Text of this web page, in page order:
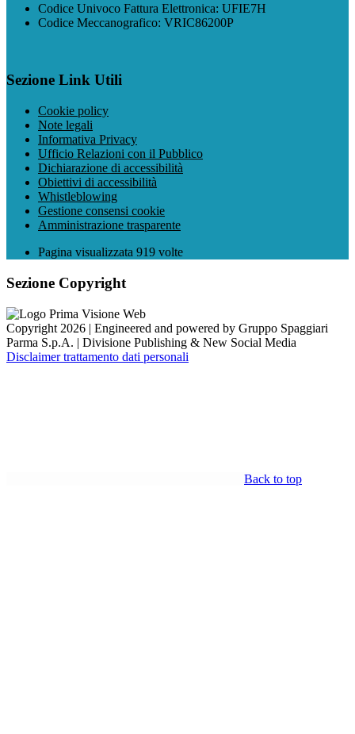
Codice Univoco Fattura Elettronica: UFIE7H
Codice Meccanografico: VRIC86200P
Sezione Link Utili
Cookie policy
Note legali
Informativa Privacy
Ufficio Relazioni con il Pubblico
Dichiarazione di accessibilità
Obiettivi di accessibilità
Whistleblowing
Gestione consensi cookie
Amministrazione trasparente
Pagina visualizzata 919 volte
Sezione Copyright
Copyright 2026 | Engineered and powered by Gruppo Spaggiari
Parma S.p.A. | Divisione Publishing & New Social Media
Disclaimer trattamento dati personali
Back to top